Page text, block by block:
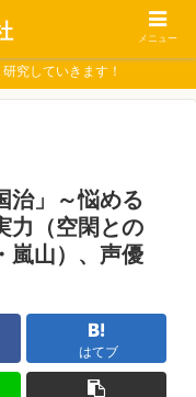
究していきます！
治」～悩める
力（空閑との
嵐山）、声優
はてブ
メニュー